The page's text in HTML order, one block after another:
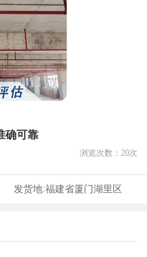
确可靠
浏览次数： 20次
发货地:福建省厦门湖里区